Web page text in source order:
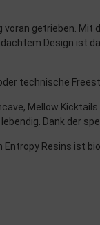
getrieben.
Design ist
technische
Mellow
Dank der
Resins ist